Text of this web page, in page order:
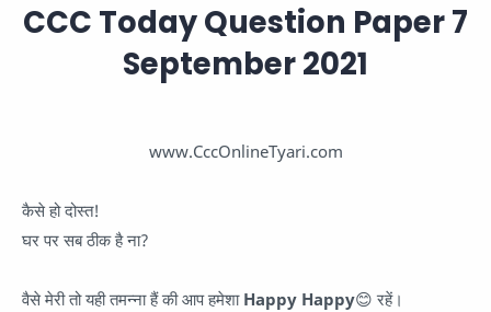
CCC Today Question Paper 7
September 2021
www.CccOnlineTyari.com
कैसे हो दोस्त!
घर पर सब ठीक है ना?
वैसे मेरी तो यही तमन्ना हैं की आप हमेशा Happy Happy😊 रहें।